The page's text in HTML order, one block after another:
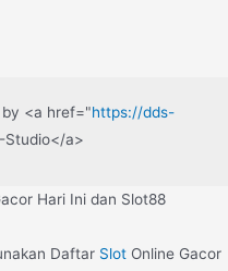
<a href="https://dds-
Studio</a>
Hari Ini dan Slot88
Daftar Slot Online Gacor